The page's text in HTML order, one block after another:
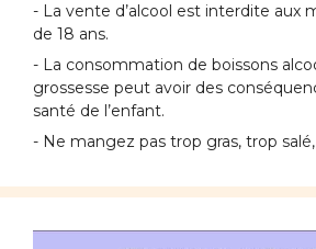
- La vente d’alcool est interdite aux
de 18 ans.
- La consommation de boissons
grossesse peut avoir des
santé de l’enfant.
- Ne mangez pas trop gras, trop